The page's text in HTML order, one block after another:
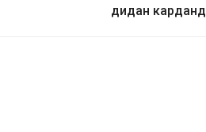
дидан карданд